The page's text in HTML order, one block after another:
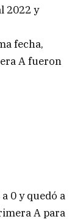
2022 y
fecha,
A fueron
0 y quedó a
A para